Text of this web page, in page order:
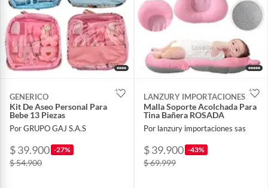
GENERICO
Kit De Aseo Personal Para
Bebe 13 Piezas
Por GRUPO GAJ S.A.S
$ 39.900 -27%
$ 54.900
LANZURY IMPORTACIONES
Malla Soporte Acolchada Para
Tina Bañera ROSADA
Por lanzury importaciones sas
$ 39.900 -43%
$ 69.999